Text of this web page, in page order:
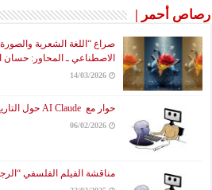
رصاص أحمر |
صراع “اللغة الشعرية
الاصطناعي ـ المحاور: حسان
14/03/2026
حوار مع AI Claude حول التاريخ والحقيقة
06/02/2026
مناقشة الفيلم الفلسفي